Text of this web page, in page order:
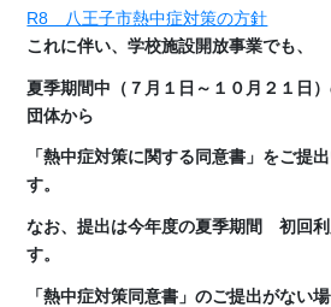
R8 八王子市熱中症対策の方針
これに伴い、学校施設開放事業でも、
夏季期間中（７月１日～１０月２１日
団体から
「熱中症対策に関する同意書」をご提
す。
なお、提出は今年度の夏季期間 初回利
す。
「熱中症対策同意書」のご提出がない